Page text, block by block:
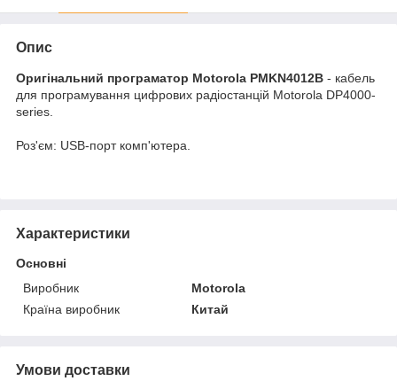
Опис
Оригінальний програматор Motorola PMKN4012B - кабель
для програмування цифрових радіостанцій Motorola DP4000-
series.
Роз'єм: USB-порт комп'ютера.
Характеристики
Основні
Виробник
Motorola
Країна виробник
Китай
Умови доставки